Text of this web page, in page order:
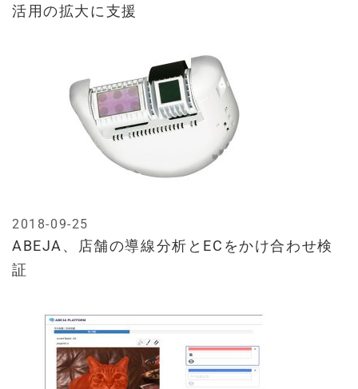
活用の拡大に支援
ABEJA、店舗の導線分析とECをかけ合わせ検
証
2018-09-25